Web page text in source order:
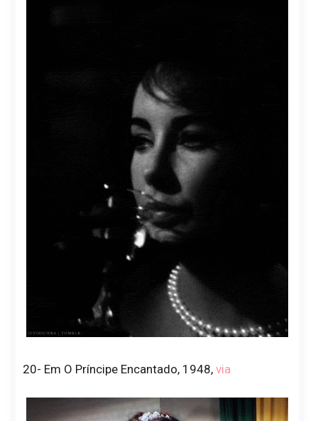
20- Em O Príncipe Encantado, 1948, via